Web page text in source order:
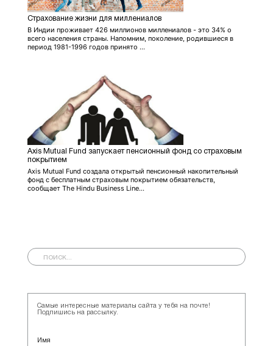
Страхование жизни для миллениалов
В Индии проживает 426 миллионов миллениалов - это 34% о
всего населения страны. Напомним, поколение, родившиеся в
период 1981-1996 годов принято ...
Axis Mutual Fund запускает пенсионный фонд со страховым
покрытием
Axis Mutual Fund создала открытый пенсионный накопительный
фонд с бесплатным страховым покрытием обязательств,
сообщает The Hindu Business Line...
Самые интересные материалы сайта у тебя на почте!
Подпишись на рассылку.
Имя